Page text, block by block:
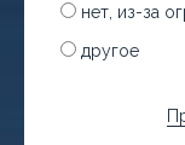
нет, из-за
другое